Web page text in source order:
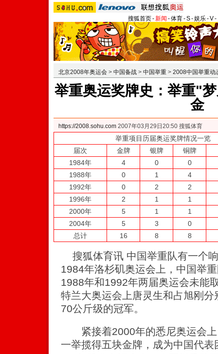
搜狐首页-新闻 -体育-S-娱乐-V-
北京2008年奥运会 > 中国备战 > 中国举重 > 2008中国举重动
举重奥运奖牌史：举重"
金
https://2008.sohu.com 2007年03月29日20:50 搜狐体育
举重项目历届奥运奖牌情况一览
届次
金牌 银牌
铜牌
1984年
4 0
0
1988年
0 1
4
1992年
0 2
2
1996年
2 1
1
2000年
5 1
1
2004年
5 3
0
总计
16 8 8
搜狐体育讯 中国举重队有一个响
1984年洛杉矶奥运会上，中国举
1988年和1992年两届奥运会未能
特兰大奥运会上唐灵生和占旭刚
70公斤级的冠军。
紧接着2000年的悉尼奥运会上
一举揽得五块金牌，成为中国代